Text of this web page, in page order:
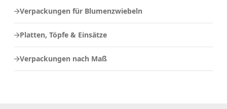
Verpackungen für Blumenzwiebeln
Platten, Töpfe & Einsätze
Verpackungen nach Maß